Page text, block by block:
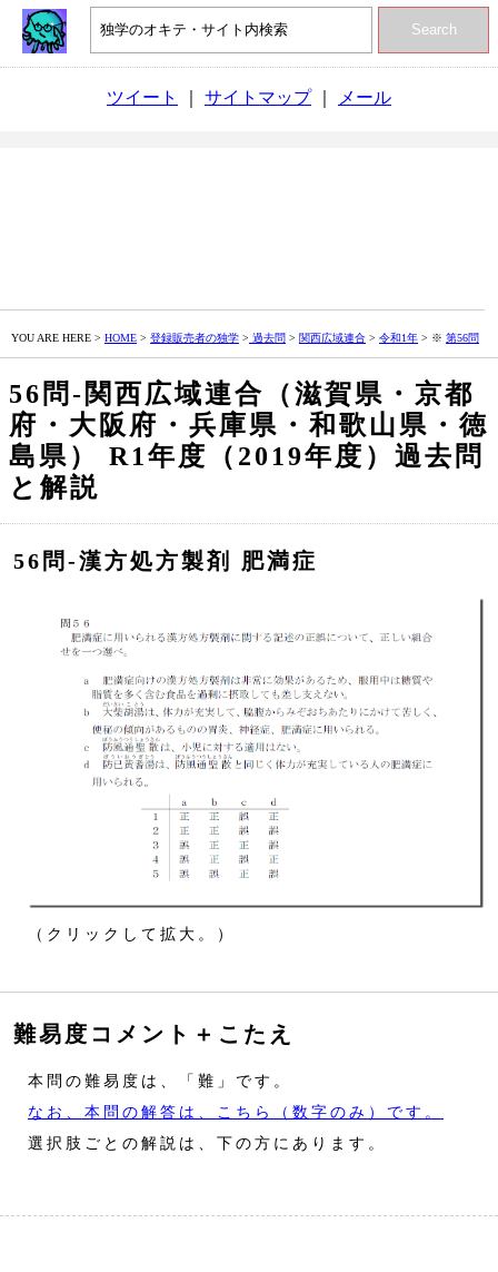
Search
ツイート サイトマップ｜ メール
YOU ARE HERE > HOME > 登録販売者の独学 > 過去問 > 関西広域連合 > 令和1年 > ※ 第56問
56問‐関西広域連合（滋賀県・京都
府・大阪府・兵庫県・和歌山県・徳
島県） R1年度（2019年度）過去問
と解説
56問‐漢方処方製剤 肥満症
（クリックして拡大。）
難易度コメント＋こたえ
本問の難易度は、「難」です。
なお、本問の解答は、こちら（数字のみ）です。
選択肢ごとの解説は、下の方にあります。